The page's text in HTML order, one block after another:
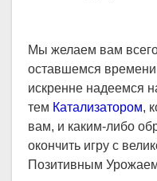
Мы желаем вам
оставшемся
искренне надеемся
тем Катализатором,
вам, и каким-либо
окончить игру с
Позитивным